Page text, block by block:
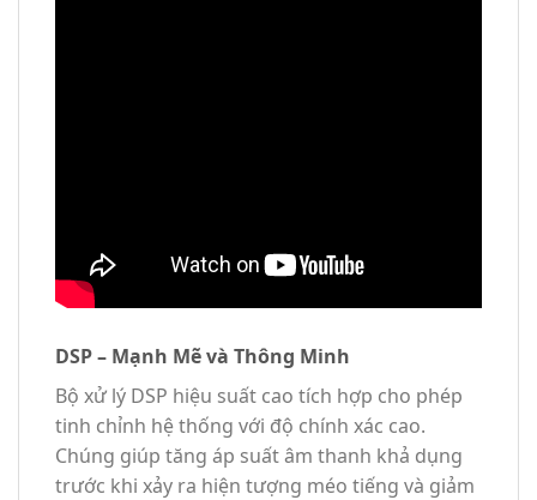
DSP – Mạnh Mẽ và Thông Minh
Bộ xử lý DSP hiệu suất cao tích hợp cho phép
tinh chỉnh hệ thống với độ chính xác cao.
Chúng giúp tăng áp suất âm thanh khả dụng
trước khi xảy ra hiện tượng méo tiếng và giảm